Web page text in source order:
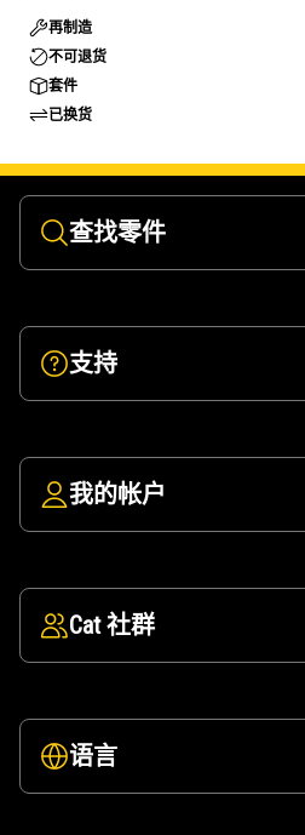
再制造
不可退货
套件
已换货
查找零件
支持
我的帐户
Cat 社群
语言